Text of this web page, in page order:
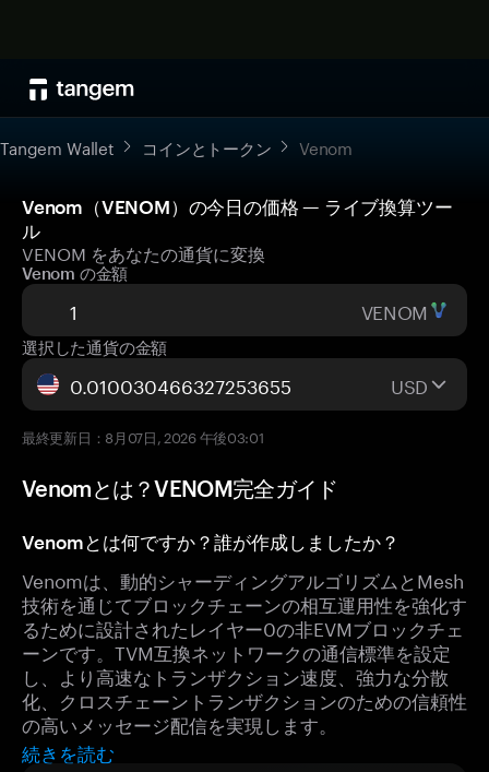
Tangem Wallet コインとトークン Venom
Venom（VENOM）の今日の価格 — ライブ換算ツー
ル
VENOM をあなたの通貨に変換
Venom の金額
VENOM
選択した通貨の金額
USD
最終更新日：8月07日, 2026 午後03:01
Venomとは？VENOM完全ガイド
Venomとは何ですか？誰が作成しましたか？
Venomは、動的シャーディングアルゴリズムとMesh
技術を通じてブロックチェーンの相互運用性を強化す
るために設計されたレイヤー0の非EVMブロックチェ
ーンです。TVM互換ネットワークの通信標準を設定
し、より高速なトランザクション速度、強力な分散
化、クロスチェーントランザクションのための信頼性
の高いメッセージ配信を実現します。
続きを読む